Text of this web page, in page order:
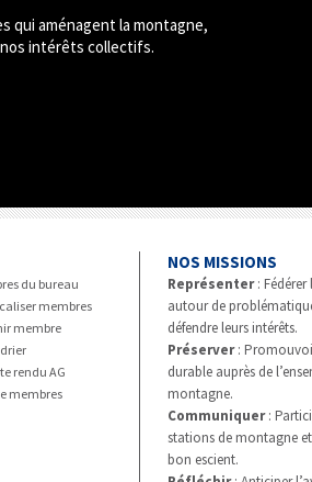
qui aménagent la montagne,
intérêts collectifs.
du bureau
membres
membre
rendu AG
membres
NOS MISSIONS
Représenter: Fédérer
autour de
défendre leurs intérêts.
Préserver:
durable auprès de
montagne.
Communiquer:
stations de montagne
bon escient.